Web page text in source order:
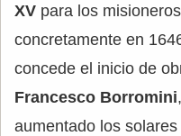
XV para los
concretamente en
concede el inicio de
Francesco Borromini
aumentado los